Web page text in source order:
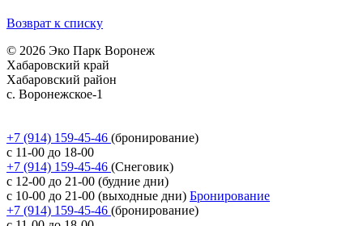
Возврат к списку
© 2026 Эко Парк Воронеж
Хабаровский край
Хабаровский район
с. Воронежское-1
+7 (914) 159-45-46 (бронирование)
с 11-00 до 18-00
+7 (914) 159-45-46 (Снеговик)
с 12-00 до 21-00 (будние дни)
с 10-00 до 21-00 (выходные дни) Бронирование
+7 (914) 159-45-46 (бронирование)